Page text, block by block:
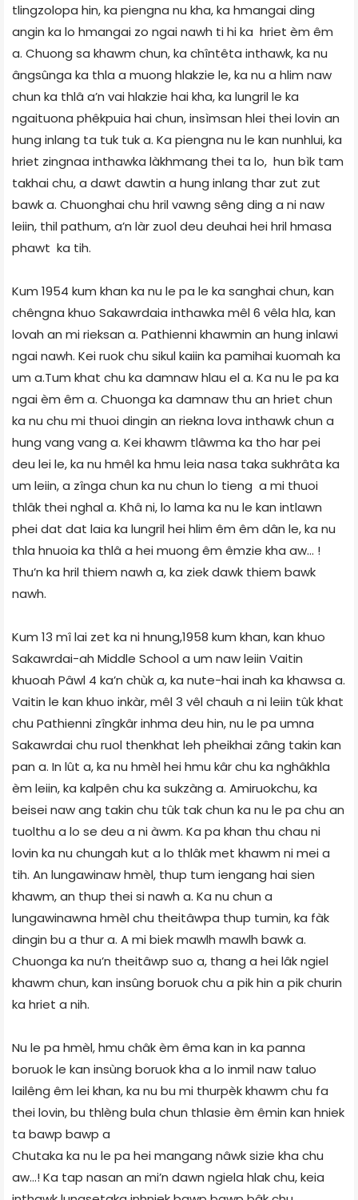
tlingzolopa hin, ka piengna nu kha, ka hmangai ding
angin ka lo hmangai zo ngai nawh ti hi ka hriet èm êm
a. Chuong sa khawm chun, ka chîntêta inthawk, ka nu
ângsûnga ka thla a muong hlakzie le, ka nu a hlim naw
chun ka thlâ a’n vai hlakzie hai kha, ka lungril le ka
ngaituona phêkpuia hai chun, insìmsan hlei thei lovin an
hung inlang ta tuk tuk a. Ka piengna nu le kan nunhlui, ka
hriet zingnaa inthawka làkhmang thei ta lo, hun bìk tam
takhai chu, a dawt dawtin a hung inlang thar zut zut
bawk a. Chuonghai chu hril vawng sêng ding a ni naw
leiin, thil pathum, a’n làr zuol deu deuhai hei hril hmasa
phawt ka tih.
Kum 1954 kum khan ka nu le pa le ka sanghai chun, kan
chêngna khuo Sakawrdaia inthawka mêl 6 vêla hla, kan
lovah an mi rieksan a. Pathienni khawmin an hung inlawi
ngai nawh. Kei ruok chu sikul kaiin ka pamihai kuomah ka
um a.Tum khat chu ka damnaw hlau el a. Ka nu le pa ka
ngai èm êm a. Chuonga ka damnaw thu an hriet chun
ka nu chu mi thuoi dingin an riekna lova inthawk chun a
hung vang vang a. Kei khawm tlâwma ka tho har pei
deu lei le, ka nu hmêl ka hmu leia nasa taka sukhrâta ka
um leiin, a zînga chun ka nu chun lo tieng a mi thuoi
thlâk thei nghal a. Khâ ni, lo lama ka nu le kan intlawn
phei dat dat laia ka lungril hei hlim êm êm dân le, ka nu
thla hnuoia ka thlâ a hei muong êm êmzie kha aw… !
Thu’n ka hril thiem nawh a, ka ziek dawk thiem bawk
nawh.
Kum 13 mî lai zet ka ni hnung,1958 kum khan, kan khuo
Sakawrdai-ah Middle School a um naw leiin Vaitin
khuoah Pâwl 4 ka’n chùk a, ka nute-hai inah ka khawsa a.
Vaitin le kan khuo inkàr, mêl 3 vêl chauh a ni leiin tûk khat
chu Pathienni zîngkâr inhma deu hin, nu le pa umna
Sakawrdai chu ruol thenkhat leh pheikhai zâng takin kan
pan a. In lût a, ka nu hmèl hei hmu kâr chu ka nghâkhla
èm leiin, ka kalpên chu ka sukzàng a. Amiruokchu, ka
beisei naw ang takin chu tûk tak chun ka nu le pa chu an
tuolthu a lo se deu a ni àwm. Ka pa khan thu chau ni
lovin ka nu chungah kut a lo thlâk met khawm ni mei a
tih. An lungawinaw hmèl, thup tum iengang hai sien
khawm, an thup thei si nawh a. Ka nu chun a
lungawinawna hmèl chu theitâwpa thup tumin, ka fàk
dingin bu a thur a. A mi biek mawlh mawlh bawk a.
Chuonga ka nu’n theitâwp suo a, thang a hei lâk ngiel
khawm chun, kan insûng boruok chu a pik hin a pik churin
ka hriet a nih.
Nu le pa hmèl, hmu châk èm êma kan in ka panna
boruok le kan insùng boruok kha a lo inmil naw taluo
lailêng êm lei khan, ka nu bu mi thurpèk khawm chu fa
thei lovin, bu thlèng bula chun thlasie èm êmin kan hniek
ta bawp bawp a
Chutaka ka nu le pa hei mangang nâwk sizie kha chu
aw…! Ka tap nasan an mi’n dawn ngiela hlak chu, keia